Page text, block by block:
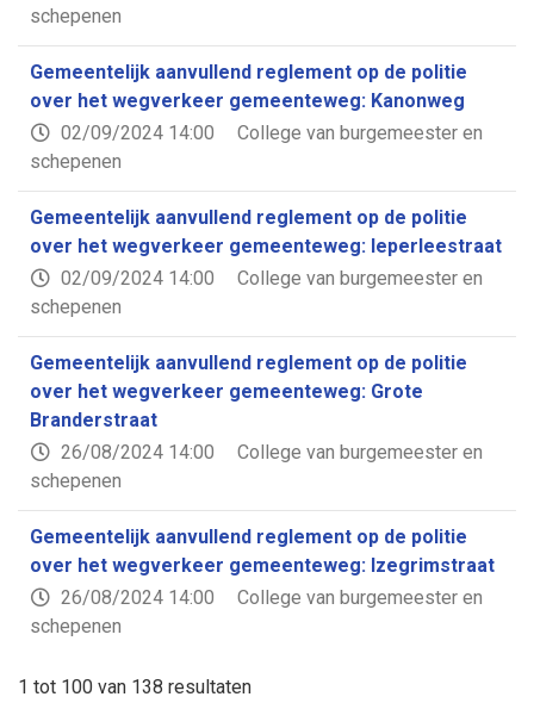
schepenen
Gemeentelijk aanvullend reglement op de politie
over het wegverkeer gemeenteweg: Kanonweg
02/09/2024 14:00
College van burgemeester en
schepenen
Gemeentelijk aanvullend reglement op de politie
over het wegverkeer gemeenteweg: Ieperleestraat
02/09/2024 14:00
College van burgemeester en
schepenen
Gemeentelijk aanvullend reglement op de politie
over het wegverkeer gemeenteweg: Grote
Branderstraat
26/08/2024 14:00
College van burgemeester en
schepenen
Gemeentelijk aanvullend reglement op de politie
over het wegverkeer gemeenteweg: Izegrimstraat
26/08/2024 14:00
College van burgemeester en
schepenen
1 tot 100 van 138 resultaten